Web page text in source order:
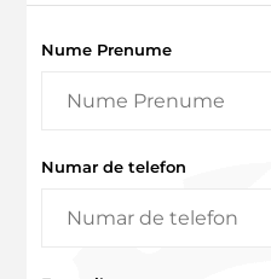
Nume Prenume
Numar de telefon